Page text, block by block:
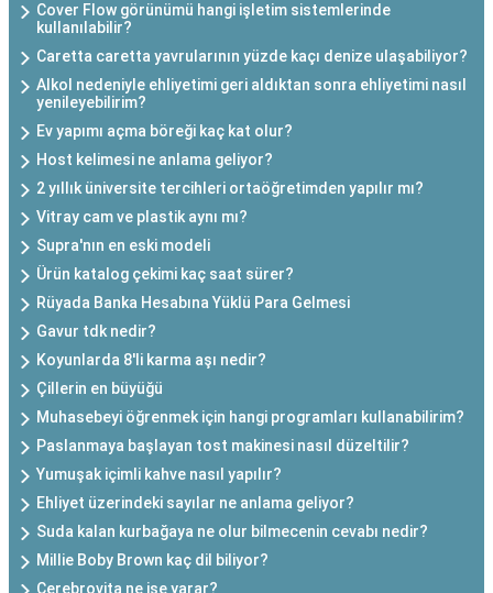
Cover Flow görünümü hangi işletim sistemlerinde
kullanılabilir?
Caretta caretta yavrularının yüzde kaçı denize ulaşabiliyor?
Alkol nedeniyle ehliyetimi geri aldıktan sonra ehliyetimi nasıl
yenileyebilirim?
Ev yapımı açma böreği kaç kat olur?
Host kelimesi ne anlama geliyor?
2 yıllık üniversite tercihleri ortaöğretimden yapılır mı?
Vitray cam ve plastik aynı mı?
Supra'nın en eski modeli
Ürün katalog çekimi kaç saat sürer?
Rüyada Banka Hesabına Yüklü Para Gelmesi
Gavur tdk nedir?
Koyunlarda 8'li karma aşı nedir?
Çillerin en büyüğü
Muhasebeyi öğrenmek için hangi programları kullanabilirim?
Paslanmaya başlayan tost makinesi nasıl düzeltilir?
Yumuşak içimli kahve nasıl yapılır?
Ehliyet üzerindeki sayılar ne anlama geliyor?
Suda kalan kurbağaya ne olur bilmecenin cevabı nedir?
Millie Boby Brown kaç dil biliyor?
Cerebrovita ne işe yarar?